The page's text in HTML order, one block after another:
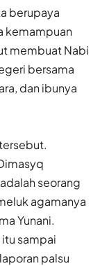
berupaya
kemampuan
membuat Nabi
bersama
dan ibunya
seorang
agamanya
Yunani.
sampai
palsu